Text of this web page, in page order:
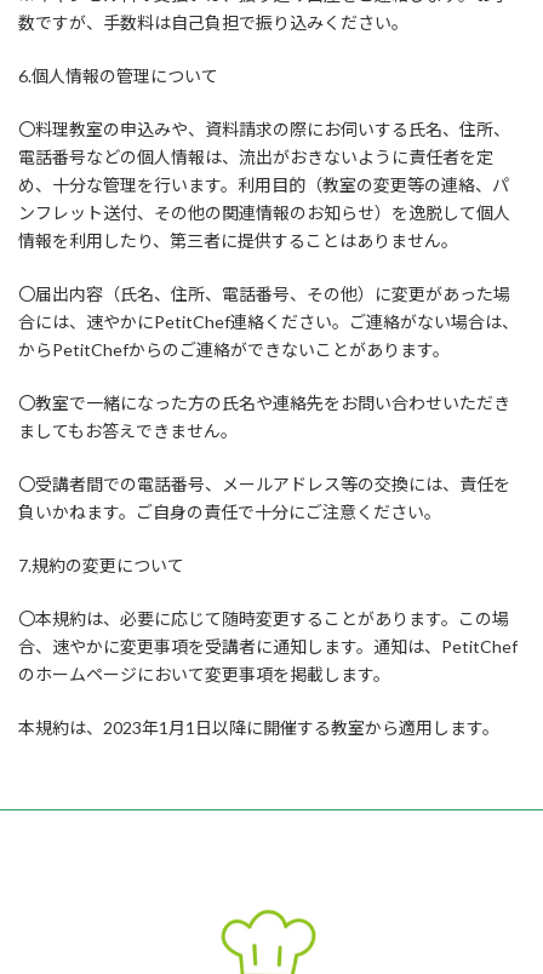
数ですが、手数料は自己負担で振り込みください。
6.個人情報の管理について
〇料理教室の申込みや、資料請求の際にお伺いする氏名、住所、
電話番号などの個人情報は、流出がおきないように責任者を定
め、十分な管理を行います。利用目的（教室の変更等の連絡、パ
ンフレット送付、その他の関連情報のお知らせ）を逸脱して個人
情報を利用したり、第三者に提供することはありません。
〇届出内容（氏名、住所、電話番号、その他）に変更があった場
合には、速やかにPetitChef連絡ください。ご連絡がない場合は、
からPetitChefからのご連絡ができないことがあります。
〇教室で一緒になった方の氏名や連絡先をお問い合わせいただき
ましてもお答えできません。
〇受講者間での電話番号、メールアドレス等の交換には、責任を
負いかねます。ご自身の責任で十分にご注意ください。
7.規約の変更について
〇本規約は、必要に応じて随時変更することがあります。この場
合、速やかに変更事項を受講者に通知します。通知は、PetitChef
のホームページにおいて変更事項を掲載します。
本規約は、2023年1月1日以降に開催する教室から適用します。